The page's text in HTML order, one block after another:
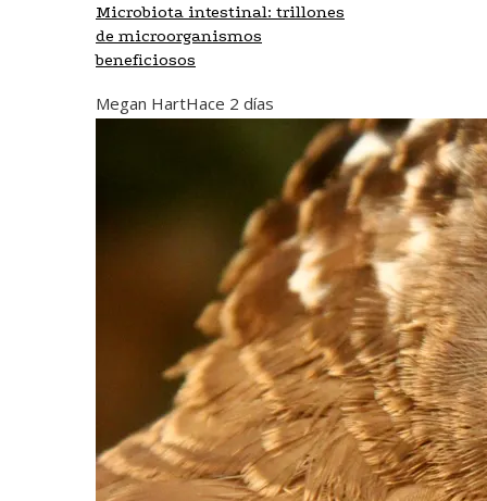
Microbiota intestinal: trillones
de microorganismos
beneficiosos
Megan HartHace 2 días